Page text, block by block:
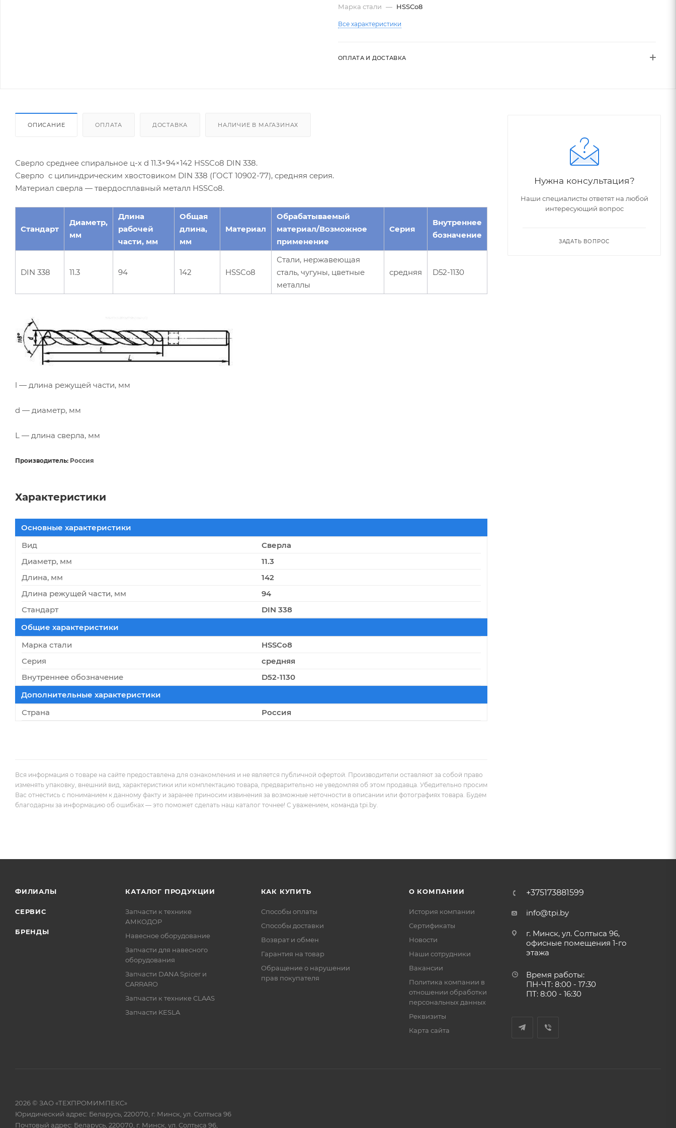
Марка стали — HSSCo8
Все характеристики
ОПЛАТА И ДОСТАВКА
ОПИСАНИЕ ОПЛАТА ДОСТАВКА НАЛИЧИЕ В МАГАЗИНАХ
Сверло среднее спиральное ц-х d 11.3×94×142 HSSCo8 DIN 338.
Сверло с цилиндрическим хвостовиком DIN 338 (ГОСТ 10902-77), средняя серия.
Материал сверла — твердосплавный металл HSSCo8.
Стандарт
Диаметр,
мм
Длина
рабочей
части, мм
Общая
длина,
мм
Материал
Обрабатываемый
материал/Возможное
применение
Серия
Внутреннее
бозначение
DIN 338 11.3 94 142 HSSCo8
Стали, нержавеющая
сталь, чугуны, цветные
металлы
средняя D52-1130
l — длина режущей части, мм
d — диаметр, мм
L — длина сверла, мм
Производитель: Россия
Характеристики
Основные характеристики
Вид
Сверла
Диаметр, мм
11.3
Длина, мм
142
Длина режущей части, мм
94
Стандарт
DIN 338
Общие характеристики
Марка стали
HSSCo8
Серия
средняя
Внутреннее обозначение
D52-1130
Дополнительные характеристики
Страна
Россия
Вся информация о товаре на сайте предоставлена для ознакомления и не является публичной офертой. Производители оставляют за собой право
изменять упаковку, внешний вид, характеристики или комплектацию товара, предварительно не уведомляя об этом продавца. Убедительно просим
Вас отнестись с пониманием к данному факту и заранее приносим извинения за возможные неточности в описании или фотографиях товара. Будем
благодарны за информацию об ошибках — это поможет сделать наш каталог точнее! С уважением, команда tpi.by.
Нужна консультация?
Наши специалисты ответят на любой
интересующий вопрос
ЗАДАТЬ ВОПРОС
ФИЛИАЛЫ
СЕРВИС
БРЕНДЫ
КАТАЛОГ ПРОДУКЦИИ
Запчасти к технике
АМКОДОР
Навесное оборудование
Запчасти для навесного
оборудования
Запчасти DANA Spicer и
CARRARO
Запчасти к технике CLAAS
Запчасти KESLA
КАК КУПИТЬ
Способы оплаты
Способы доставки
Возврат и обмен
Гарантия на товар
Обращение о нарушении
прав покупателя
О КОМПАНИИ
История компании
Сертификаты
Новости
Наши сотрудники
Вакансии
Политика компании в
отношении обработки
персональных данных
Реквизиты
Карта сайта
+375173881599
info@tpi.by
г. Минск, ул. Солтыса 96,
офисные помещения 1-го
этажа
Время работы:
ПН-ЧТ: 8:00 - 17:30
ПТ: 8:00 - 16:30
2026 © ЗАО «ТЕХПРОМИМПЕКС»
Юридический адрес: Беларусь, 220070, г. Минск, ул. Солтыса 96
Почтовый адрес: Беларусь, 220070, г. Минск, ул. Солтыса 96,